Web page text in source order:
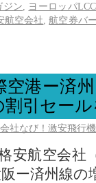
ジン
ヨーロッパLCC
航空会社 ,航空券バ
港ー済
引セー
社なび！激安飛行
安航空会社
ー済州線の